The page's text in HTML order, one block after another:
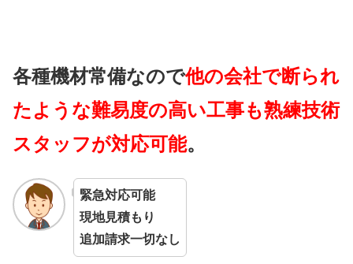
各種機材常備なので他の会社で断られ
たような難易度の高い工事も熟練技術
スタッフが対応可能。
緊急対応可能
現地見積もり
追加請求一切なし